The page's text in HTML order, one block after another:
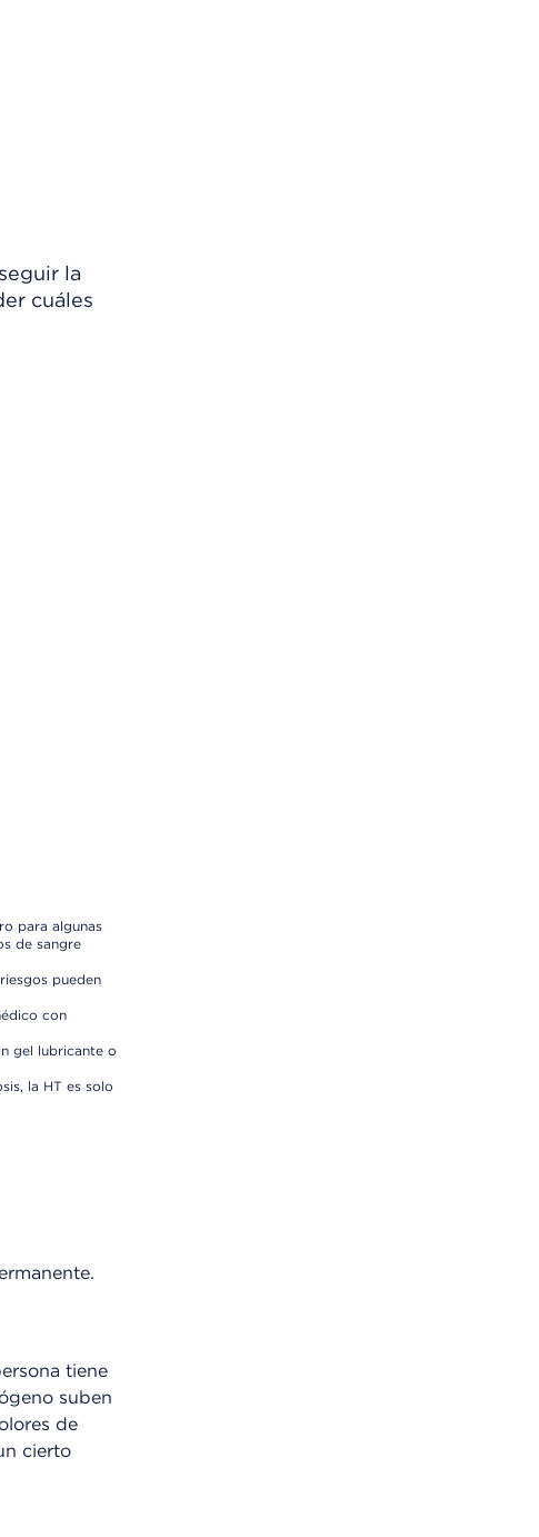
la
cuáles
para algunas
de sangre
pueden
con
gel lubricante o
la HT es solo
tiene
suben
de
cierto